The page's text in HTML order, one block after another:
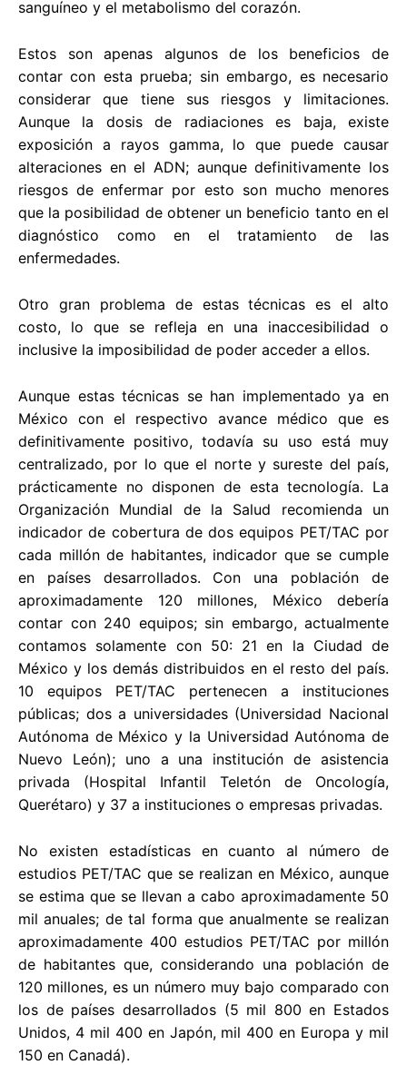
sanguíneo y el metabolismo del corazón.
Estos son apenas algunos de los beneficios de
contar con esta prueba; sin embargo, es necesario
considerar que tiene sus riesgos y limitaciones.
Aunque la dosis de radiaciones es baja, existe
exposición a rayos gamma, lo que puede causar
alteraciones en el ADN; aunque definitivamente los
riesgos de enfermar por esto son mucho menores
que la posibilidad de obtener un beneficio tanto en el
diagnóstico como en el tratamiento de las
enfermedades.
Otro gran problema de estas técnicas es el alto
costo, lo que se refleja en una inaccesibilidad o
inclusive la imposibilidad de poder acceder a ellos.
Aunque estas técnicas se han implementado ya en
México con el respectivo avance médico que es
definitivamente positivo, todavía su uso está muy
centralizado, por lo que el norte y sureste del país,
prácticamente no disponen de esta tecnología. La
Organización Mundial de la Salud recomienda un
indicador de cobertura de dos equipos PET/TAC por
cada millón de habitantes, indicador que se cumple
en países desarrollados. Con una población de
aproximadamente 120 millones, México debería
contar con 240 equipos; sin embargo, actualmente
contamos solamente con 50: 21 en la Ciudad de
México y los demás distribuidos en el resto del país.
10 equipos PET/TAC pertenecen a instituciones
públicas; dos a universidades (Universidad Nacional
Autónoma de México y la Universidad Autónoma de
Nuevo León); uno a una institución de asistencia
privada (Hospital Infantil Teletón de Oncología,
Querétaro) y 37 a instituciones o empresas privadas.
No existen estadísticas en cuanto al número de
estudios PET/TAC que se realizan en México, aunque
se estima que se llevan a cabo aproximadamente 50
mil anuales; de tal forma que anualmente se realizan
aproximadamente 400 estudios PET/TAC por millón
de habitantes que, considerando una población de
120 millones, es un número muy bajo comparado con
los de países desarrollados (5 mil 800 en Estados
Unidos, 4 mil 400 en Japón, mil 400 en Europa y mil
150 en Canadá).